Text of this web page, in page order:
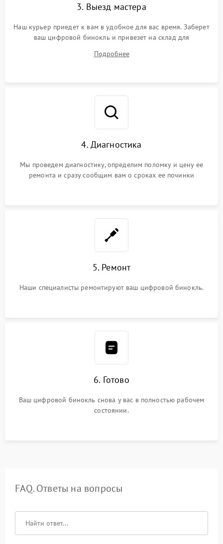
3. Выезд мастера
Наш курьер приедет к вам в удобное для вас время. Заберет
ваш цифровой бинокль и привезет на склад для
Подробнее
4. Диагностика
Мы проведем диагностику, определим поломку и цену ее
ремонта и сразу сообщим вам о сроках ее починки
5. Ремонт
Наши специалисты ремонтируют ваш цифровой бинокль.
6. Готово
Ваш цифровой бинокль снова у вас в полностью рабочем
состоянии.
FAQ. Ответы на вопросы